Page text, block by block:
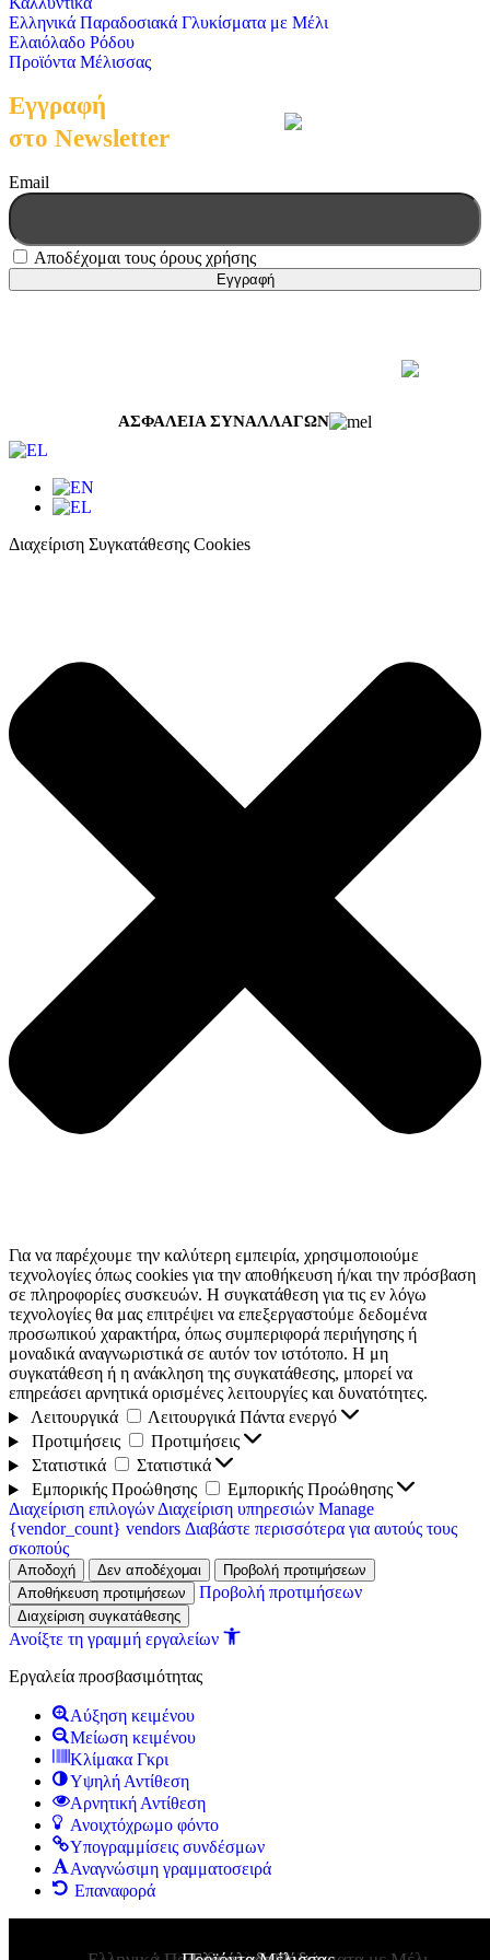
Ελληνικά Παραδοσιακά Γλυκίσματα με Μέλι
Ελαιόλαδο Ρόδου
Προϊόντα Μέλισσας
Εγγραφή
στο Newsletter
Email
Αποδέχομαι τους όρους χρήσης
ΑΣΦΑΛΕΙΑ ΣΥΝΑΛΛΑΓΩΝ
Διαχείριση Συγκατάθεσης Cookies
Για να παρέχουμε την καλύτερη εμπειρία, χρησιμοποιούμε
τεχνολογίες όπως cookies για την αποθήκευση ή/και την πρόσβαση
σε πληροφορίες συσκευών. Η συγκατάθεση για τις εν λόγω
τεχνολογίες θα μας επιτρέψει να επεξεργαστούμε δεδομένα
προσωπικού χαρακτήρα, όπως συμπεριφορά περιήγησης ή
μοναδικά αναγνωριστικά σε αυτόν τον ιστότοπο. Η μη
συγκατάθεση ή η ανάκληση της συγκατάθεσης, μπορεί να
επηρεάσει αρνητικά ορισμένες λειτουργίες και δυνατότητες.
Λειτουργικά
Λειτουργικά Πάντα ενεργό
Προτιμήσεις
Προτιμήσεις
Στατιστικά
Στατιστικά
Εμπορικής Προώθησης
Εμπορικής Προώθησης
Διαχείριση επιλογώνΔιαχείριση υπηρεσιών Manage
{vendor_count} vendors Διαβάστε περισσότερα για αυτούς τους
σκοπούς
Αποδοχή Δεν αποδέχομαι
Προβολή προτιμήσεων
Αποθήκευση προτιμήσεων
Προβολή προτιμήσεων
Διαχείριση συγκατάθεσης
Ανοίξτε τη γραμμή εργαλείων
Εργαλεία προσβασιμότητας
Αύξηση κειμένου
Μείωση κειμένου
Κλίμακα Γκρι
Υψηλή Αντίθεση
Αρνητική Αντίθεση
Ανοιχτόχρωμο φόντο
Υπογραμμίσεις συνδέσμων
Αναγνώσιμη γραμματοσειρά
Επαναφορά